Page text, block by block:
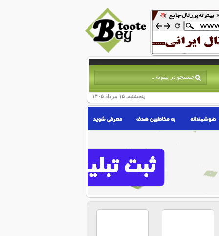
پنجشنبه, ۱۵ مرداد ۱۴۰۵